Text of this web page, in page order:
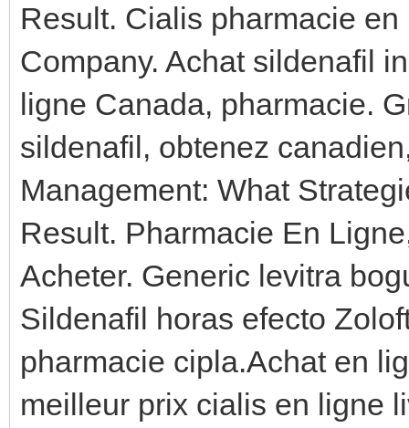
Result. Cialis pharmacie
Company. Achat sildenafil
ligne Canada, pharmacie.
sildenafil, obtenez
Management: What
Result. Pharmacie En
Acheter. Generic levitra
Sildenafil horas efecto
pharmacie cipla.Achat en
meilleur prix cialis en ligne